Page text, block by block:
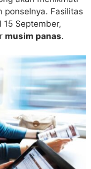
ponselnya. Fasilitas
September,
musim panas.